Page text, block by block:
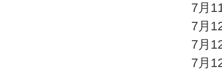
7月
7月
7月
7月